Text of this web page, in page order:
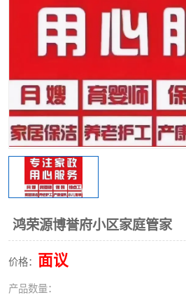
鸿荣源博誉府小区家庭管家
价格： 面议
产品数量：